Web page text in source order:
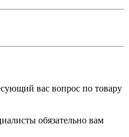
вас вопрос по товару
обязательно вам